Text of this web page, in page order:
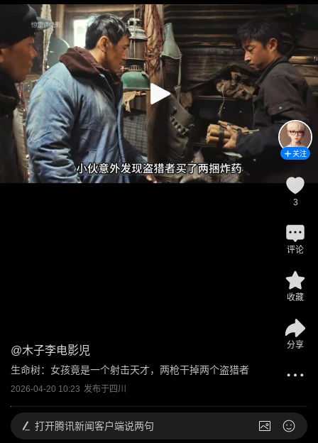
@木子李电影児
生命树：女孩竟是一个射击天才，两枪干掉两个盗猎者
2026-04-20 10:23 发布于四川
关注
3
评论
收藏
分享
打开腾讯新闻客户端说两句